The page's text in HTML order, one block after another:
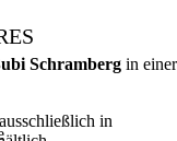
Schramberg in einer
in